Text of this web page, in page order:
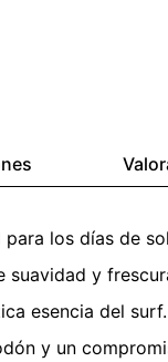
los días de
suavidad y
esencia del
y un